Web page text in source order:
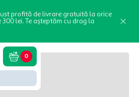
profită de livrare gratuită la orice
300 lei. Te așteptăm cu drag la
0